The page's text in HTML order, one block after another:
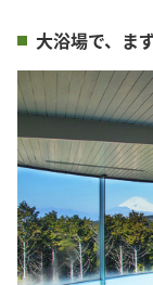
大浴場で、ま